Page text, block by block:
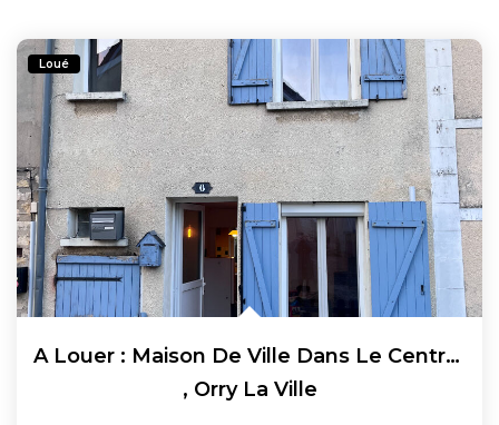
Loué
A Louer : Maison De Ville Dans Le Centre D'Orry La Ville 3...
, Orry La Ville